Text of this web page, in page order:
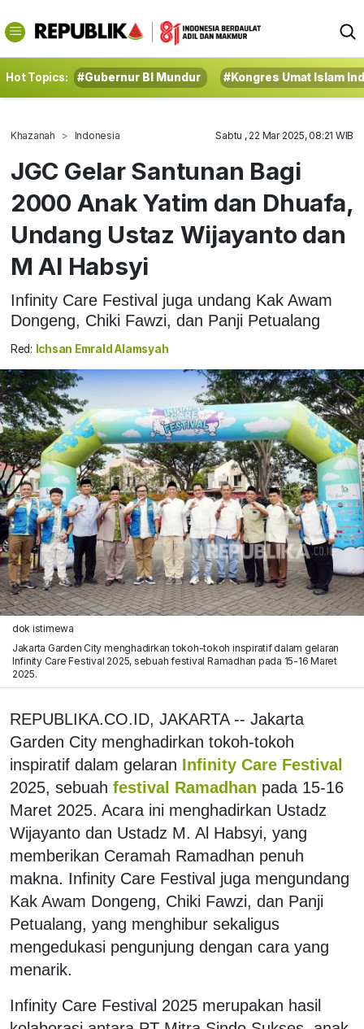
Hot Topics: #Gubernur BI Mundur #Kongres Umat Islam
Khazanah Indonesia Sabtu , 22 Mar 2025, 08:21 WIB
JGC Gelar Santunan Bagi
2000 Anak Yatim dan Dhuafa,
Undang Ustaz Wijayanto dan
M Al Habsyi
Infinity Care Festival juga undang Kak Awam
Dongeng, Chiki Fawzi, dan Panji Petualang
Red: Ichsan Emrald Alamsyah
dok istimewa
Jakarta Garden City menghadirkan tokoh-tokoh inspiratif dalam gelaran
Infinity Care Festival 2025, sebuah festival Ramadhan pada 15-16 Maret
2025.
REPUBLIKA.CO.ID, JAKARTA -- Jakarta
Garden City menghadirkan tokoh-tokoh
inspiratif dalam gelaran Infinity Care Festival
2025, sebuah festival Ramadhan pada 15-16
Maret 2025. Acara ini menghadirkan Ustadz
Wijayanto dan Ustadz M. Al Habsyi, yang
memberikan Ceramah Ramadhan penuh
makna. Infinity Care Festival juga mengundang
Kak Awam Dongeng, Chiki Fawzi, dan Panji
Petualang, yang menghibur sekaligus
mengedukasi pengunjung dengan cara yang
menarik.
Infinity Care Festival 2025 merupakan hasil